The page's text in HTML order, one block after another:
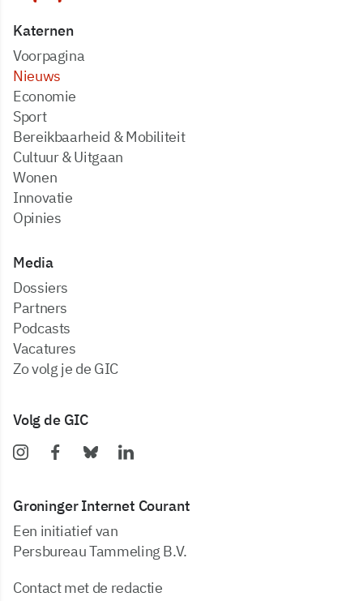
Katernen
Voorpagina
Nieuws
Economie
Sport
Bereikbaarheid & Mobiliteit
Cultuur & Uitgaan
Wonen
Innovatie
Opinies
Media
dossiers
partners
podcasts
vacatures
zo volg je de GIC
Volg de GIC
Groninger Internet Courant
Een initiatief van
Persbureau Tammeling B.V.
Contact met de redactie